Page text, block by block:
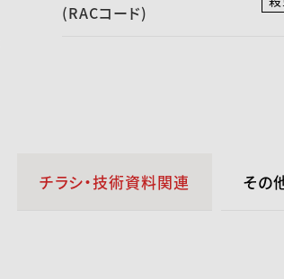
(RACコード)
チラシ・技術資料関連 その